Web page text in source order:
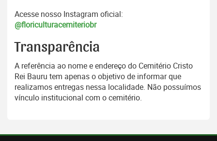
Acesse nosso Instagram oficial:
@floriculturacemiteriobr
Transparência
A referência ao nome e endereço do Cemitério Cristo
Rei Bauru tem apenas o objetivo de informar que
realizamos entregas nessa localidade. Não possuímos
vínculo institucional com o cemitério.